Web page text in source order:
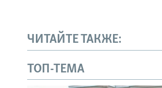
ЧИТАЙТЕ ТАКЖЕ:
ТОП-ТЕМА